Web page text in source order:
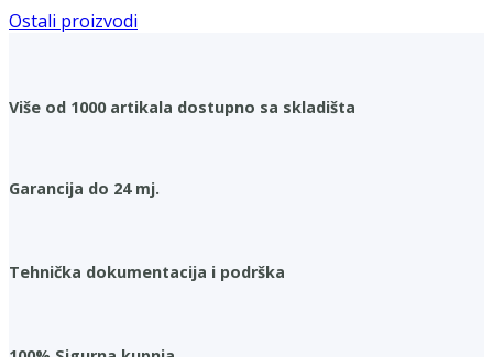
Ostali proizvodi
Više od 1000 artikala dostupno sa skladišta
Garancija do 24 mj.
Tehnička dokumentacija i podrška